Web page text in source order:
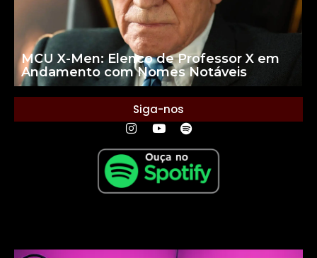
MCU X-Men: Elenco de Professor X em
Andamento com Nomes Notáveis
Siga-nos